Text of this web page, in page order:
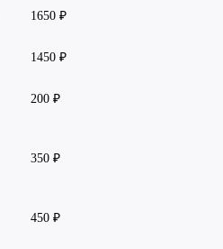
1650 ₽
1450 ₽
200 ₽
350 ₽
450 ₽